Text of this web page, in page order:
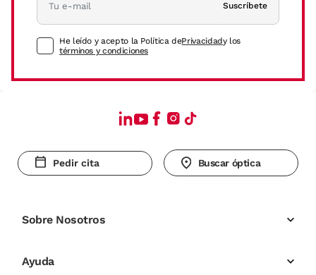
Suscríbete
He leído y acepto la Política dePrivacidady los
términos y condiciones
Pedir cita Buscar óptica
Sobre Nosotros
Ayuda